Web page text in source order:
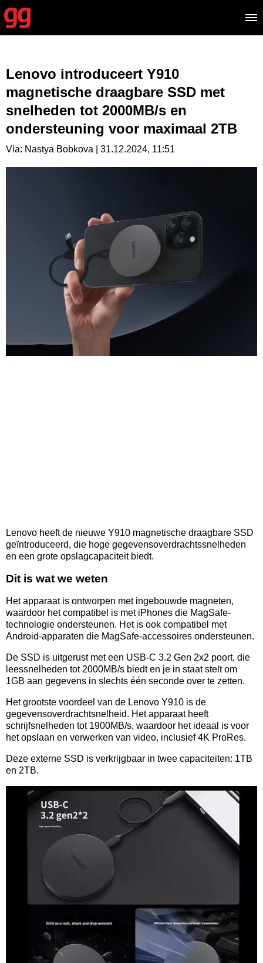
Lenovo introduceert Y910
magnetische draagbare SSD met
snelheden tot 2000MB/s en
ondersteuning voor maximaal 2TB
Via: Nastya Bobkova | 31.12.2024, 11:51
Lenovo heeft de nieuwe Y910 magnetische draagbare SSD
geïntroduceerd, die hoge gegevensoverdrachtssnelheden
en een grote opslagcapaciteit biedt.
Dit is wat we weten
Het apparaat is ontworpen met ingebouwde magneten,
waardoor het compatibel is met iPhones die MagSafe-
technologie ondersteunen. Het is ook compatibel met
Android-apparaten die MagSafe-accessoires ondersteunen.
De SSD is uitgerust met een USB-C 3.2 Gen 2x2 poort, die
leessnelheden tot 2000MB/s biedt en je in staat stelt om
1GB aan gegevens in slechts één seconde over te zetten.
Het grootste voordeel van de Lenovo Y910 is de
gegevensoverdrachtsnelheid. Het apparaat heeft
schrijfsnelheden tot 1900MB/s, waardoor het ideaal is voor
het opslaan en verwerken van video, inclusief 4K ProRes.
Deze externe SSD is verkrijgbaar in twee capaciteiten: 1TB
en 2TB.